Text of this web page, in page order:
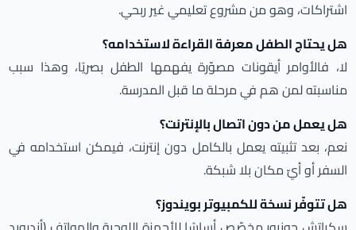
اشتراكات، وهو من مشروع تعليمي غير ربحي.
هل يحتاج الطفل معرفة القراءة لاستخدامه؟
لا، فالأوامر أيقونات مصوّرة يفهمها الطفل بصريًا، وهذا سبب
مناسبته لمن هم في مرحلة ما قبل المدرسة.
هل يعمل من دون اتصال بالإنترنت؟
نعم، بعد تثبيته يعمل بالكامل دون إنترنت، فيمكن استخدامه في
السفر أو أيّ مكان بلا شبكة.
هل تتوفّر نسخة للكمبيوتر بويندوز؟